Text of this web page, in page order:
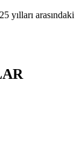
yılları arasındaki